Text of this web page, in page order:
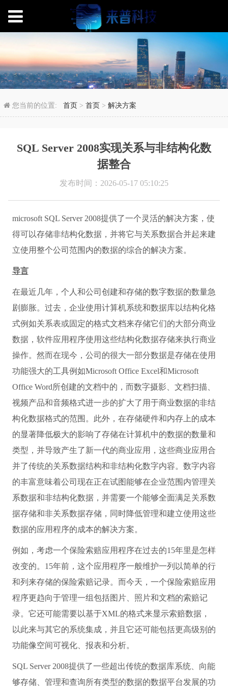
SQL Server 2008实现
您当前的位置:首页 >首页 >解决方案
SQL Server 2008实现关系与非结构化数
据整合
发布时间：2026-05-17 05:10:25
microsoft SQL Server 2008提供了一个灵活的解决方案，使
得可以存储非结构化数据，并将它与关系数据合并起来建
立使用整个公司范围内的数据的综合的解决方案。
导言
在最近几年，个人和公司创建和存储的数字数据的数量急
剧膨胀。过去，企业使用计算机系统和数据库以结构化格
式例如关系表或固定的格式文档来存储它们的大部分商业
数据，软件应用程序使用这些结构化数据存储来执行商业
操作。然而在现今，公司的很大一部分数据是存储在使用
功能强大的工具例如Microsoft Office Excel和Microsoft
Office Word所创建的文档中的，而数字摄影、文档扫描、
视频产品和音频格式进一步的扩大了用于商业数据的非结
构化数据格式的范围。此外，在存储硬件和内存上的成本
的显著降低极大的影响了存储在计算机中的数据的数量和
类型，并导致产生了新一代的商业应用，这些商业应用合
并了传统的关系数据结构和非结构化数字内容。数字内容
的丰富意味着公司现在正在试图能够在企业范围内管理关
系数据和非结构化数据，并需要一个能够全面满足关系数
据存储和非关系数据存储，同时降低管理和建立使用这些
数据的应用程序的成本的解决方案。
例如，考虑一个保险索赔应用程序在过去的15年里是怎样
改变的。15年前，这个应用程序一般维护一列以简单的行
和列来存储的保险索赔记录。而今天，一个保险索赔应用
程序更趋向于管理一组包括图片、照片和文档的索赔记
录。它还可能需要以基于XML的格式来显示索赔数据，
以此来与其它的系统集成，并且它还可能包括更高级别的
功能像空间可视化、报表和分析。
SQL Server 2008提供了一些超出传统的数据库系统、向能
够存储、管理和查询所有类型的数据的数据平台发展的功